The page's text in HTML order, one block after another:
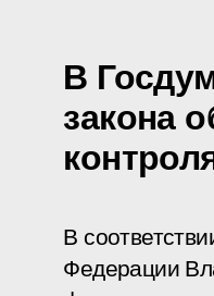
В
закона
В
Федерации